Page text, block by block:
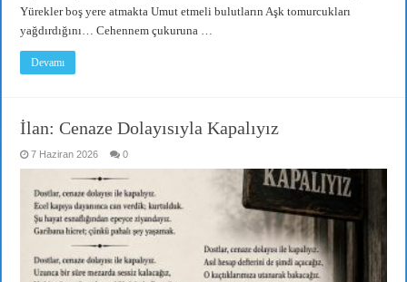
Yürekler boş yere atmakta Umut etmeli bulutların Aşk tomurcukları
yağdırdığını… Cehennem çukuruna …
Devamı
İlan: Cenaze Dolayısıyla Kapalıyız
7 Haziran 2026 0